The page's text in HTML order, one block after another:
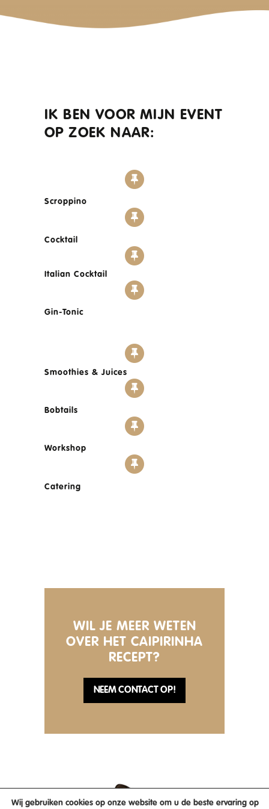
IK BEN VOOR MIJN EVENT
OP ZOEK NAAR:
Scroppino
Cocktail
Italian Cocktail
Gin-Tonic
Smoothies & Juices
Bobtails
Workshop
Catering
WIL JE MEER WETEN
OVER HET CAIPIRINHA
RECEPT?
NEEM CONTACT OP!
Wij gebruiken cookies op onze website om u de beste ervaring op